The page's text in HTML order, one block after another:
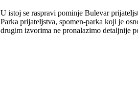
U istoj se raspravi pominje Bulevar
Parka prijateljstva, spomen-parka koji je
drugim izvorima ne pronalazimo detaljnije